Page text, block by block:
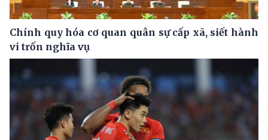
Chính quy hóa cơ quan quân sự cấp xã, siết hành
vi trốn nghĩa vụ